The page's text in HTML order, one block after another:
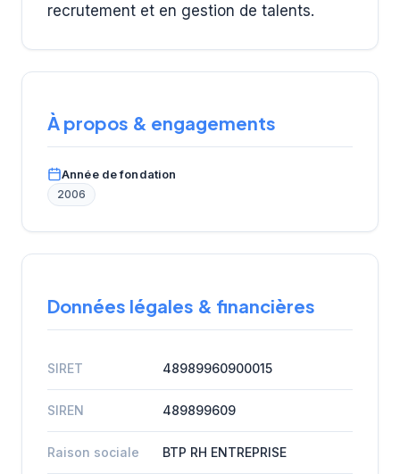
recrutement et en gestion de talents.
À propos & engagements
Année de fondation
2006
Données légales & financières
SIRET 48989960900015
SIREN 489899609
Raison sociale BTP RH ENTREPRISE